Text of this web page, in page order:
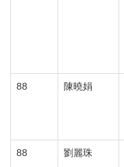
88 陳曉娟
88 劉麗珠